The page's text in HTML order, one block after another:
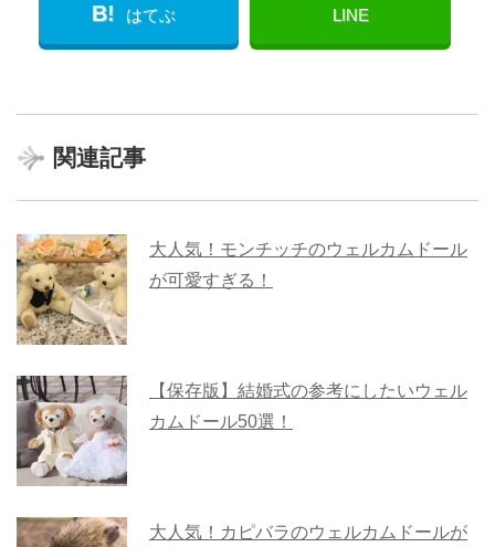
B! はてぶ LINE
関連記事
大人気！モンチッチのウェルカムドール
が可愛すぎる！
【保存版】結婚式の参考にしたいウェル
カムドール50選！
大人気！カピバラのウェルカムドールが